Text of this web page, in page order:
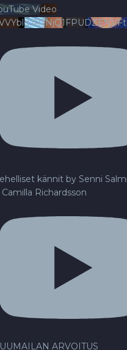
Video
kännit by Senni
Camilla Richardsson
ARVOITUS